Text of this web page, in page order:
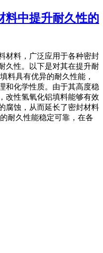
料中提升耐久性的
材料，广泛应用于各种密封
久性。以下是对其在提升耐
料具有优异的耐久性能，
和化学性质。由于其高度稳
改性氢氧化铝填料能够有效
腐蚀，从而延长了密封材料
耐久性能稳定可靠，在各